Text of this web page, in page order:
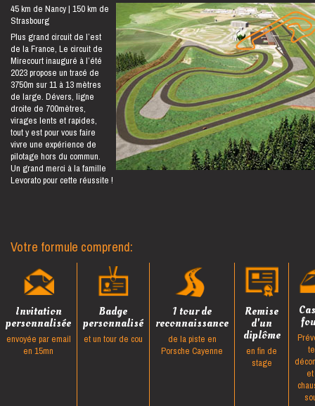
45 km de Nancy 150 km de
Strasbourg
Plus grand circuit de l’est
de la France, Le circuit de
Mirecourt inauguré à l’été
2023 propose un tracé de
3750m sur 11 à 13 mètres
de large. Dévers, ligne
droite de 700mètres,
virages lents et rapides,
tout y est pour vous faire
vivre une expérience de
pilotage hors du commun.
Un grand merci à la famille
Levorato pour cette réussite !
Votre formule comprend:
Invitation
personnalisée
envoyée par email
en 15mn
Badge
personnalisé
et un tour de cou
1 tour de
reconnaissance
de la piste en
Porsche Cayenne
Remise
d'un
diplôme
en fin de
stage